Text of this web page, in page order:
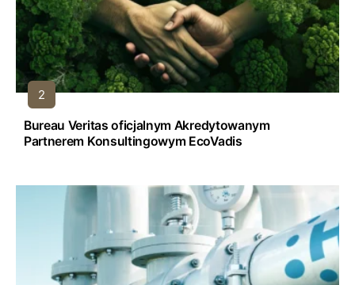
Bureau Veritas oficjalnym Akredytowanym
Partnerem Konsultingowym EcoVadis